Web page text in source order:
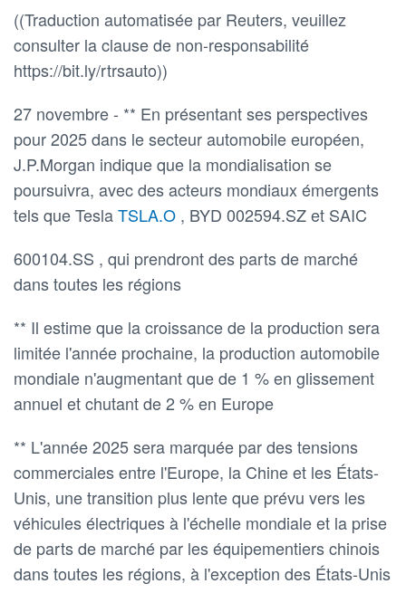
((Traduction automatisée par Reuters, veuillez
consulter la clause de non-responsabilité
https://bit.ly/rtrsauto))
27 novembre - ** En présentant ses perspectives
pour 2025 dans le secteur automobile européen,
J.P.Morgan indique que la mondialisation se
poursuivra, avec des acteurs mondiaux émergents
tels que TeslaTSLA.O , BYD 002594.SZ et SAIC
600104.SS , qui prendront des parts de marché
dans toutes les régions
** Il estime que la croissance de la production sera
limitée l'année prochaine, la production automobile
mondiale n'augmentant que de 1 % en glissement
annuel et chutant de 2 % en Europe
** L'année 2025 sera marquée par des tensions
commerciales entre l'Europe, la Chine et les États-
Unis, une transition plus lente que prévu vers les
véhicules électriques à l'échelle mondiale et la prise
de parts de marché par les équipementiers chinois
dans toutes les régions, à l'exception des États-Unis